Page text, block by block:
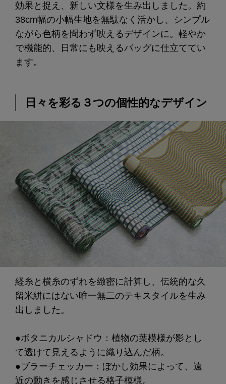
効果と捉え、新しい文様を生み出しました。約
38cm幅の小幅生地を無駄なく活かし、シンプル
ながら色柄を問わず映えるデザインに。軽やか
で機能的、日常にも映えるバッグに仕立ててい
ます。
日々を彩る３つの個性的なデザイン
経糸と横糸のずれを緻密に計算し、伝統的な久
留米絣にはない唯一無二のテキスタイルを生み
出しました。
●ボタニカルシャドウ：植物の葉模様が影とし
て透けて見えるように織り込んだ柄。
●ブラーチェッカー：ぼかし効果によって、遠
近の動きを感じさせる格子模様。